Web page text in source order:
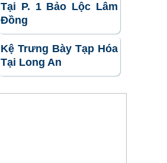
Tại P. 1 Bảo Lộc Lâm
Đồng
Kệ Trưng Bày Tạp Hóa
Tại Long An